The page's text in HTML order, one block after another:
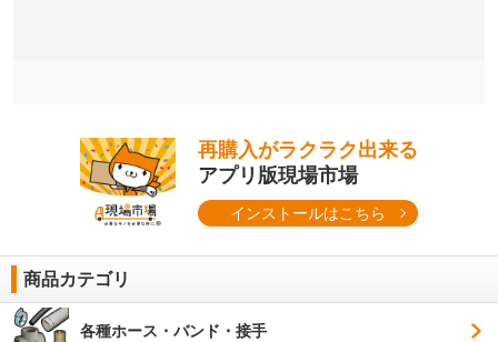
再購入がラクラク出来る
アプリ版現場市場
インストールはこちら
商品カテゴリ
各種ホース・バンド・接手